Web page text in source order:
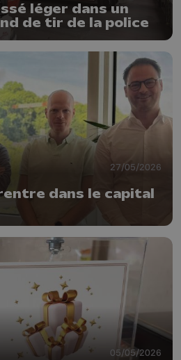
léger dans un
de tir de la police
27/05/2026
dans le capital
05/05/2026